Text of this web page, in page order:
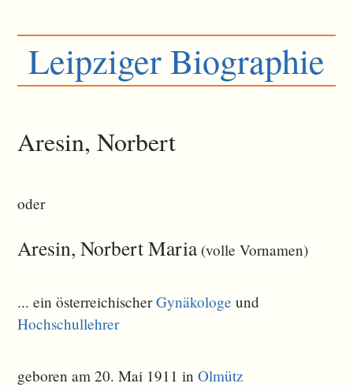
Leipziger Biographie
Aresin, Norbert
oder
Aresin, Norbert Maria(volle Vornamen)
... ein österreichischerGynäkologe und
Hochschullehrer
geboren am 20. Mai 1911 inOlmütz